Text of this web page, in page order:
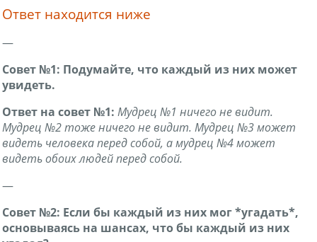
Ответ находится ниже
—
Совет №1: Подумайте, что каждый из них может
увидеть.
Ответ на совет №1: Мудрец №1 ничего не видит.
Мудрец №2 тоже ничего не видит. Мудрец №3 может
видеть человека перед собой, а мудрец №4 может
видеть обоих людей перед собой.
—
Совет №2: Если бы каждый из них мог *угадать*,
основываясь на шансах, что бы каждый из них